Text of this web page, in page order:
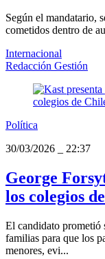
Según el mandatario,
cometidos dentro de
Internacional
Redacción Gestión
Política
30/03/2026
22:37
George
los colegios
El candidato prometió
familias para que los
menores, evi...